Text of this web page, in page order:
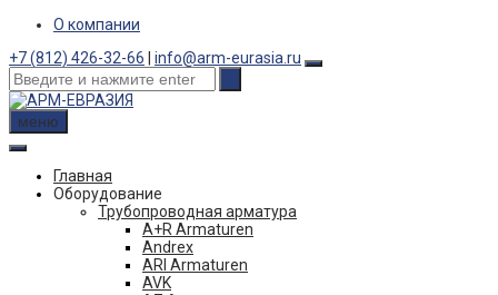
Skip
content
О компании
+7 (812) 426-32-66
info@arm-eurasia.ru
меню
Главная
Оборудование
Трубопроводная арматура
A+R Armaturen
Andrex
ARI Armaturen
AVK